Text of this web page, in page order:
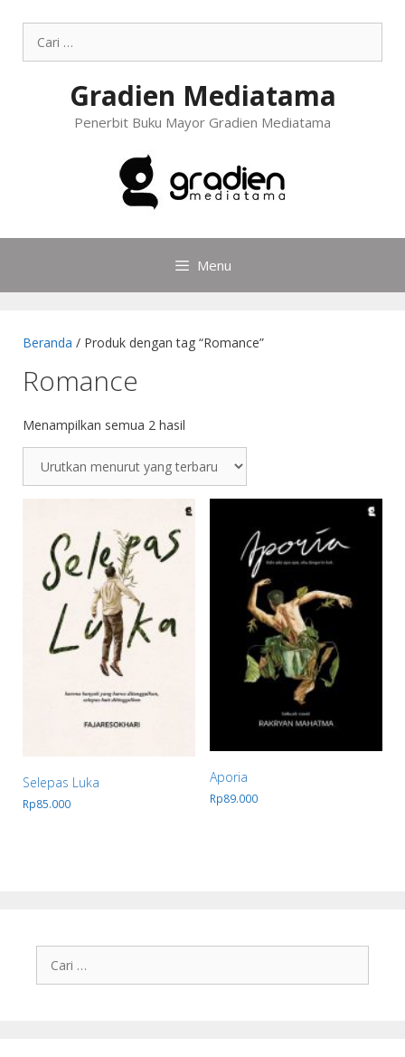
Gradien Mediatama
Penerbit Buku Mayor Gradien Mediatama
Menu
Beranda / Produk dengan tag “Romance”
Romance
Menampilkan semua 2 hasil
Selepas Luka
Rp85.000
Aporia
Rp89.000